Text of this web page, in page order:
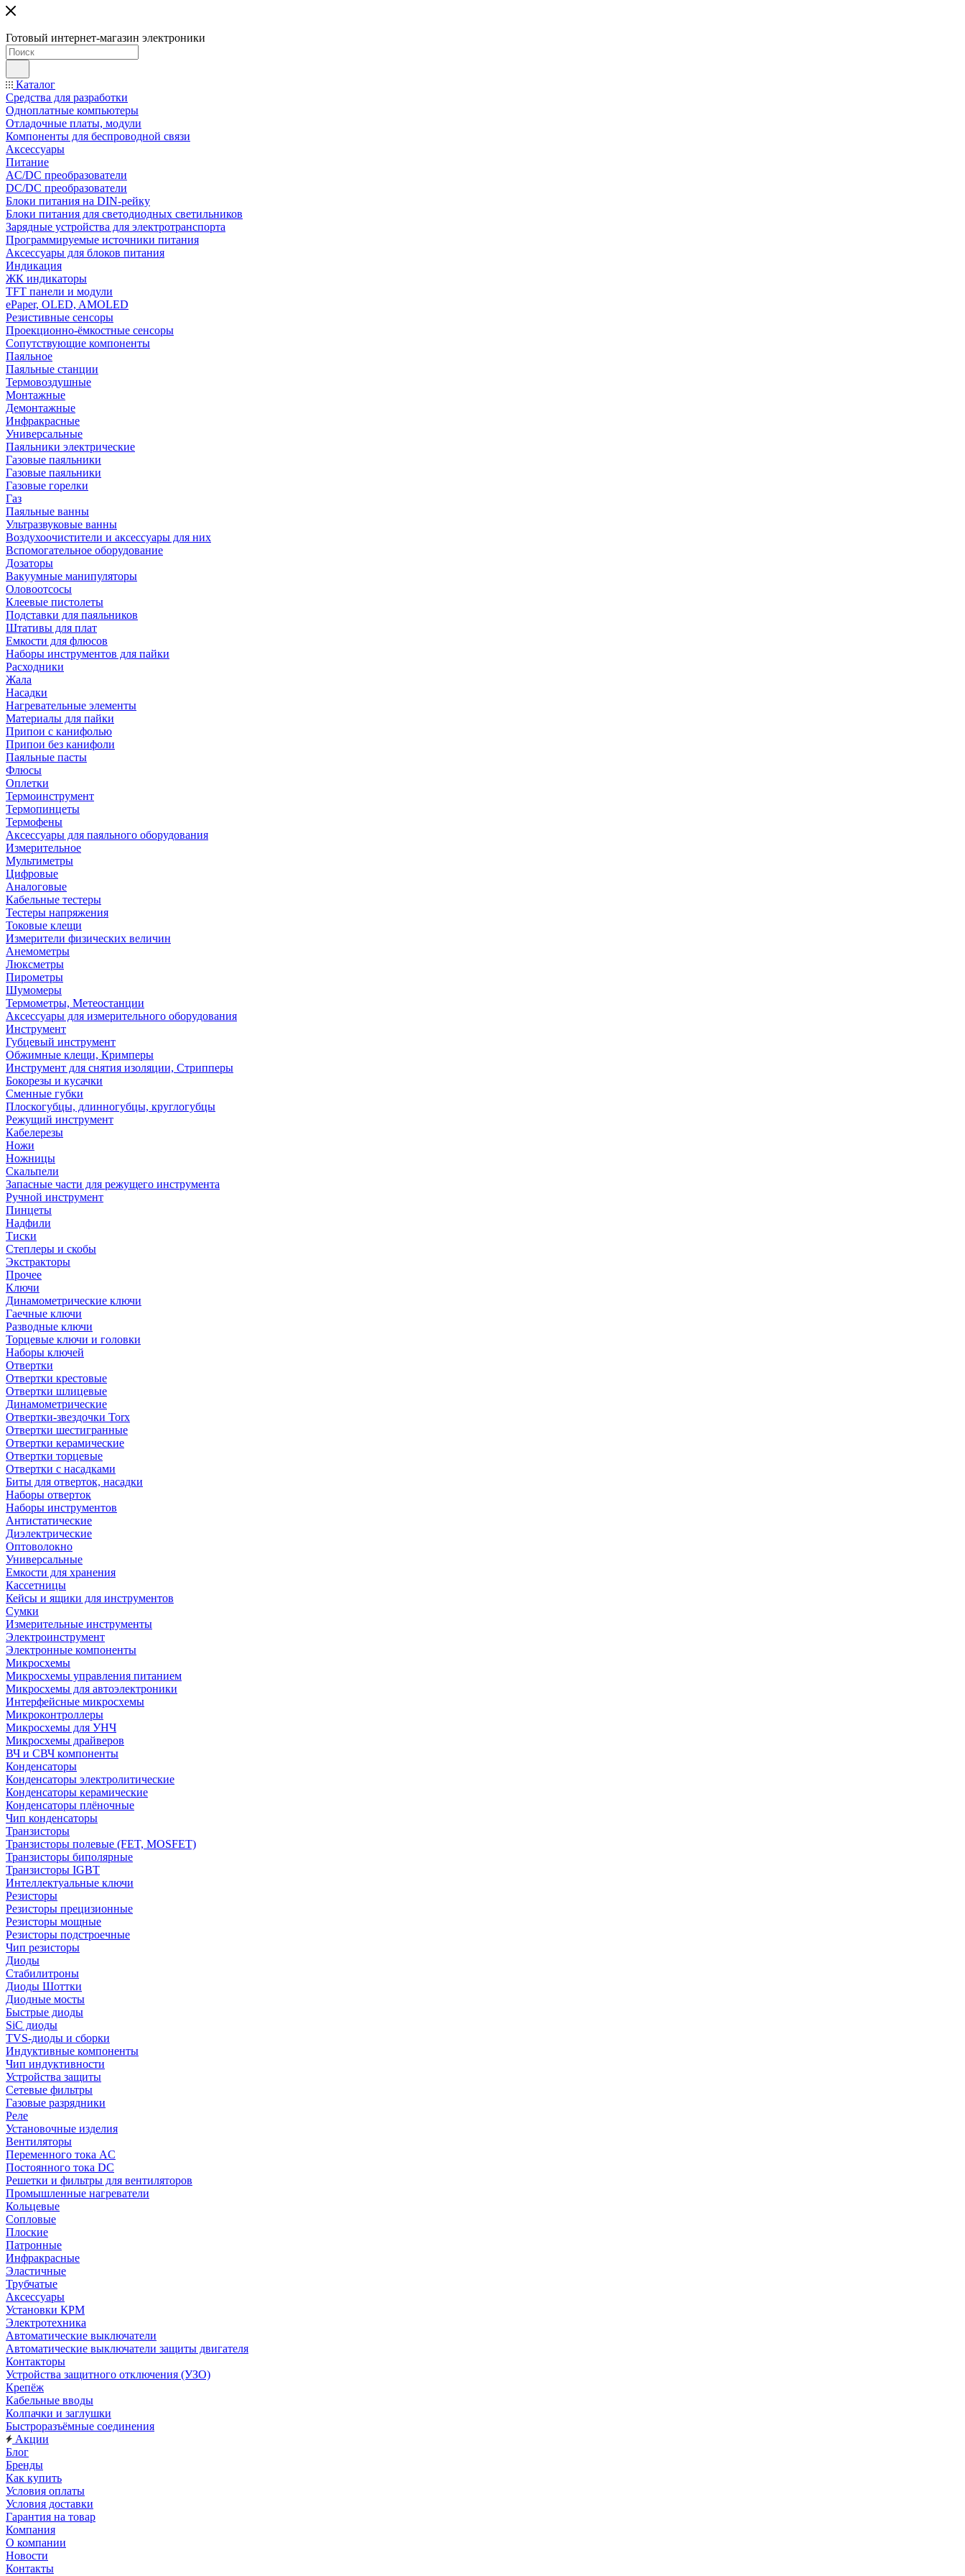
Готовый интернет-магазин электроники
Каталог
Средства для разработки
Одноплатные компьютеры
Отладочные платы, модули
Компоненты для беспроводной связи
Аксессуары
Питание
AC/DC преобразователи
DC/DC преобразователи
Блоки питания на DIN-рейку
Блоки питания для светодиодных светильников
Зарядные устройства для электротранспорта
Программируемые источники питания
Аксессуары для блоков питания
Индикация
ЖК индикаторы
TFT панели и модули
ePaper, OLED, AMOLED
Резистивные сенсоры
Проекционно-ёмкостные сенсоры
Сопутствующие компоненты
Паяльное
Паяльные станции
Термовоздушные
Монтажные
Демонтажные
Инфракрасные
Универсальные
Паяльники электрические
Газовые паяльники
Газовые паяльники
Газовые горелки
Газ
Паяльные ванны
Ультразвуковые ванны
Воздухоочистители и аксессуары для них
Вспомогательное оборудование
Дозаторы
Вакуумные манипуляторы
Оловоотсосы
Клеевые пистолеты
Подставки для паяльников
Штативы для плат
Емкости для флюсов
Наборы инструментов для пайки
Расходники
Жала
Насадки
Нагревательные элементы
Материалы для пайки
Припои с канифолью
Припои без канифоли
Паяльные пасты
Флюсы
Оплетки
Термоинструмент
Термопинцеты
Термофены
Аксессуары для паяльного оборудования
Измерительное
Мультиметры
Цифровые
Аналоговые
Кабельные тестеры
Тестеры напряжения
Токовые клещи
Измерители физических величин
Анемометры
Люксметры
Пирометры
Шумомеры
Термометры, Метеостанции
Аксессуары для измерительного оборудования
Инструмент
Губцевый инструмент
Обжимные клещи, Кримперы
Инструмент для снятия изоляции, Стрипперы
Бокорезы и кусачки
Сменные губки
Плоскогубцы, длинногубцы, круглогубцы
Режущий инструмент
Кабелерезы
Ножи
Ножницы
Скальпели
Запасные части для режущего инструмента
Ручной инструмент
Пинцеты
Надфили
Тиски
Степлеры и скобы
Экстракторы
Прочее
Ключи
Динамометрические ключи
Гаечные ключи
Разводные ключи
Торцевые ключи и головки
Наборы ключей
Отвертки
Отвертки крестовые
Отвертки шлицевые
Динамометрические
Отвертки-звездочки Torx
Отвертки шестигранные
Отвертки керамические
Отвертки торцевые
Отвертки с насадками
Биты для отверток, насадки
Наборы отверток
Наборы инструментов
Антистатические
Диэлектрические
Оптоволокно
Универсальные
Емкости для хранения
Кассетницы
Кейсы и ящики для инструментов
Сумки
Измерительные инструменты
Электроинструмент
Электронные компоненты
Микросхемы
Микросхемы управления питанием
Микросхемы для автоэлектроники
Интерфейсные микросхемы
Микроконтроллеры
Микросхемы для УНЧ
Микросхемы драйверов
ВЧ и СВЧ компоненты
Конденсаторы
Конденсаторы электролитические
Конденсаторы керамические
Конденсаторы плёночные
Чип конденсаторы
Транзисторы
Транзисторы полевые (FET, MOSFET)
Транзисторы биполярные
Транзисторы IGBT
Интеллектуальные ключи
Резисторы
Резисторы прецизионные
Резисторы мощные
Резисторы подстроечные
Чип резисторы
Диоды
Стабилитроны
Диоды Шоттки
Диодные мосты
Быстрые диоды
SiC диоды
TVS-диоды и сборки
Индуктивные компоненты
Чип индуктивности
Устройства защиты
Сетевые фильтры
Газовые разрядники
Реле
Установочные изделия
Вентиляторы
Переменного тока AC
Постоянного тока DC
Решетки и фильтры для вентиляторов
Промышленные нагреватели
Кольцевые
Сопловые
Плоские
Патронные
Инфракрасные
Эластичные
Трубчатые
Аксессуары
Установки КРМ
Электротехника
Автоматические выключатели
Автоматические выключатели защиты двигателя
Контакторы
Устройства защитного отключения (УЗО)
Крепёж
Кабельные вводы
Колпачки и заглушки
Быстроразъёмные соединения
Акции
Блог
Бренды
Как купить
Условия оплаты
Условия доставки
Гарантия на товар
Компания
О компании
Новости
Контакты